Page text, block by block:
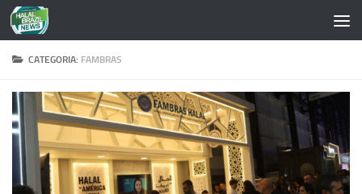
Skip to content
CATEGORIA: FAMBRAS